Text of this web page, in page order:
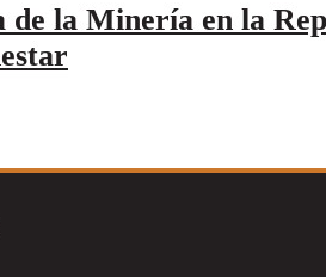
de la Minería en la